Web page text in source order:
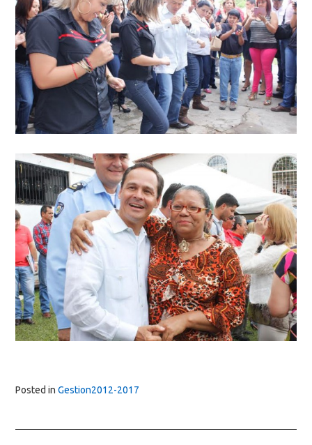
Posted in Gestion2012-2017